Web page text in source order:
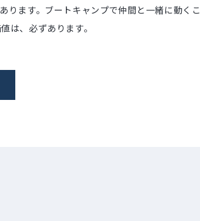
ります。ブートキャンプで仲間と一緒に動くこ
は、必ずあります。